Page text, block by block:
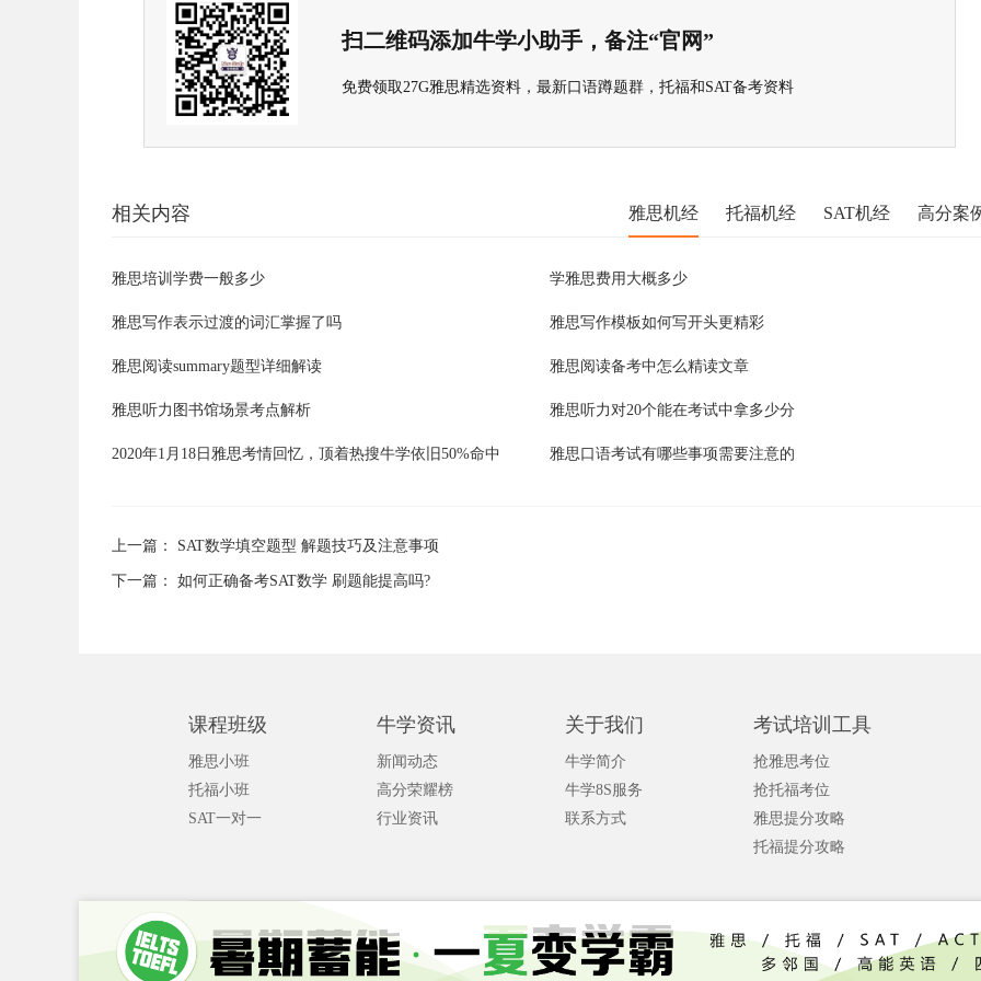
扫二维码添加牛学小助手，备注“官网”
免费领取27G雅思精选资料，最新口语蹲题群，托福和SAT备考资料
相关内容 雅思机经 托福机经 SAT机经 高分案
雅思培训学费一般多少 学雅思费用大概多少
雅思写作表示过渡的词汇掌握了吗 雅思写作模板如何写开头更精彩
雅思阅读summary题型详细解读 雅思阅读备考中怎么精读文章
雅思听力图书馆场景考点解析 雅思听力对20个能在考试中拿多少分
2020年1月18日雅思考情回忆，顶着热搜牛学依旧50%命中 雅思口语考试有哪些事项需要注意的
上一篇： SAT数学填空题型 解题技巧及注意事项
下一篇： 如何正确备考SAT数学 刷题能提高吗?
课程班级
雅思小班
托福小班
SAT一对一
牛学资讯
新闻动态
高分荣耀榜
行业资讯
关于我们
牛学简介
牛学8S服务
联系方式
考试培训工具
抢雅思考位
抢托福考位
雅思提分攻略
托福提分攻略